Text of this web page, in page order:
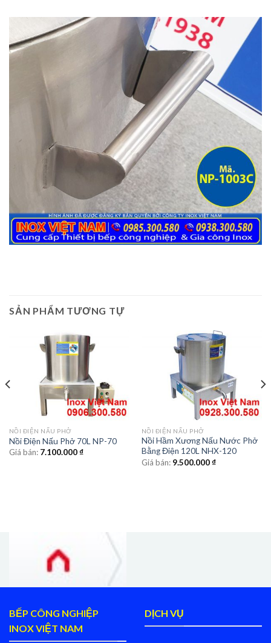
SẢN PHẨM TƯƠNG TỰ
NỒI ĐIỆN NẤU PHỞ
Nồi Điện Nấu Phở 70L NP-70
Giá bán: 7.100.000₫
NỒI ĐIỆN NẤU PHỞ
Nồi Hầm Xương Nấu Nước Phở
Bằng Điện 120L NHX-120
Giá bán: 9.500.000₫
BẾP CÔNG NGHIỆP
INOX VIỆT NAM
DỊCH VỤ